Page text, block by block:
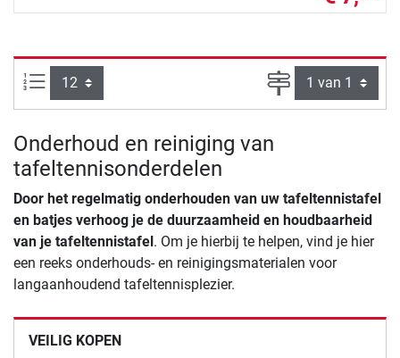
Artikelen per pagina: Pagina
VEILIG KOPEN
Onderhoud en reiniging van
tafeltennisonderdelen
Door het regelmatig onderhouden van uw tafeltennistafel
en batjes verhoog je de duurzaamheid en houdbaarheid
van je tafeltennistafel. Om je hierbij te helpen, vind je hier
een reeks onderhouds- en reinigingsmaterialen voor
langaanhoudend tafeltennisplezier.